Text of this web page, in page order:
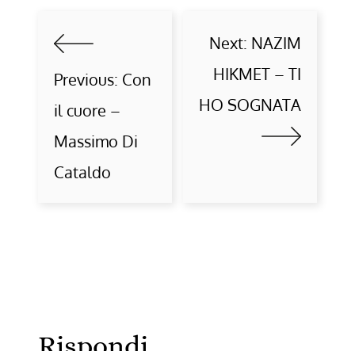
Previous: Con
il cuore –
Massimo Di
Cataldo
Next: NAZIM
HIKMET – TI
HO SOGNATA